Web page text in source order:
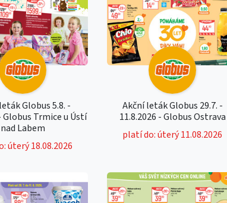
Globus 5.8. -
Globus Trmice u Ústí
nad Labem
úterý 18.08.2026
Akční leták Globus 29.7. -
11.8.2026 - Globus Ostrava
platí do: úterý 11.08.2026